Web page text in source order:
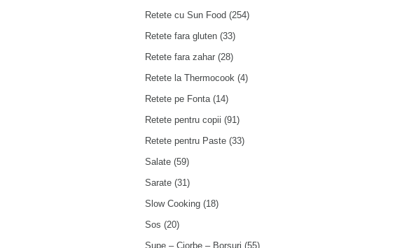
Retete cu Sun Food (254)
Retete fara gluten (33)
Retete fara zahar (28)
Retete la Thermocook (4)
Retete pe Fonta(14)
Retete pentru copii (91)
Retete pentru Paste (33)
Salate (59)
Sarate (31)
Slow Cooking (18)
Sos (20)
Supe – Ciorbe – Borsuri (55)